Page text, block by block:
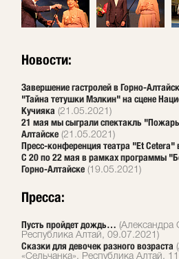
Новости:
Завершение гастролей в Горно-
"Тайна тетушки Мэлкин" на сцене
Кучияка (21.05.2021)
21 мая мы сыграли спектакль
Алтайске (21.05.2021)
Пресс-конференция театра "Et Cetera"
С 20 по 22 мая в рамках программы
Горно-Алтайске (19.05.2021)
Пресса:
Пусть пройдет дождь… (Александра
Республика Алтай, 09.07.2021)
Сказки для девочек разного возраста
«Сельчанка», Республика Алтай,